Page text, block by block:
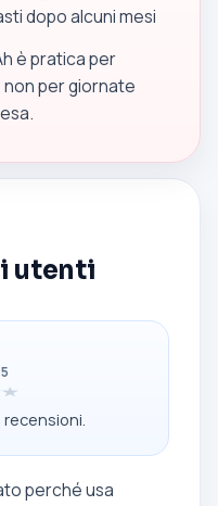
dopo alcuni mesi
è pratica per
non per giornate
utenti
perché usa